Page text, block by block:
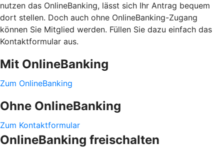
nutzen das OnlineBanking, lässt sich Ihr Antrag bequem
dort stellen. Doch auch ohne OnlineBanking-Zugang
können Sie Mitglied werden. Füllen Sie dazu einfach das
Kontaktformular aus.
Mit OnlineBanking
Zum OnlineBanking
Ohne OnlineBanking
Zum Kontaktformular
OnlineBanking freischalten